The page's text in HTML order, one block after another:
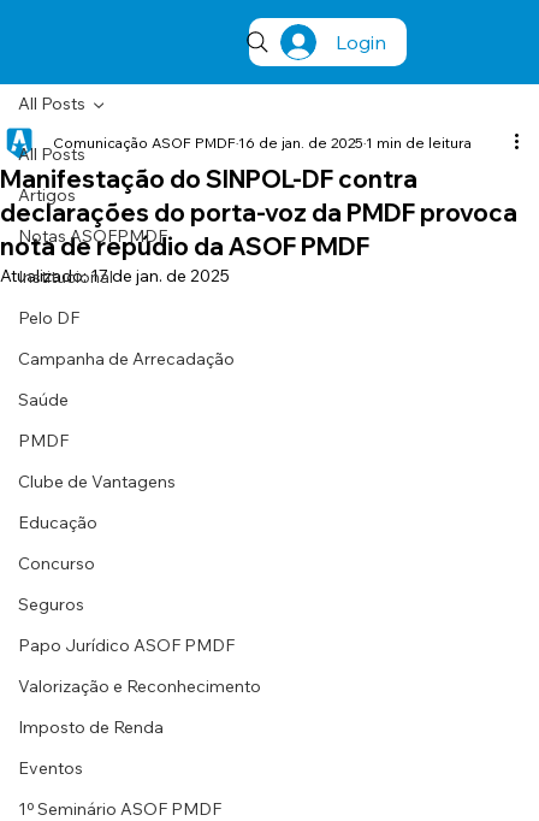
Login
All Posts
Artigos
Notas ASOFPMDF
Institucional
Pelo DF
Campanha de Arrecadação
Saúde
PMDF
Clube de Vantagens
Educação
Concurso
Seguros
Papo Jurídico ASOF PMDF
Valorização e Reconhecimento
Imposto de Renda
Eventos
1º Seminário ASOF PMDF
All Posts
Manifestação do SINPOL-DF contra
declarações do porta-voz da PMDF provoca
nota de repúdio da ASOF PMDF
Comunicação ASOF PMDF 16 de jan. de 2025 1 min de leitura
Atualizado:17 de jan. de 2025